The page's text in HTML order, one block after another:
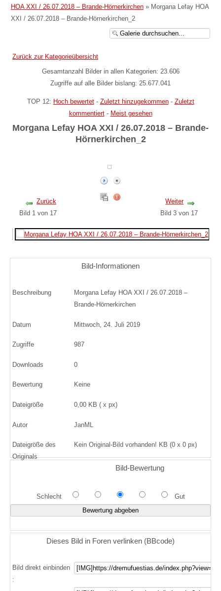
HOA XXI / 26.07.2018 – Brande-Hörnerkirchen » Morgana Lefay HOA
XXI / 26.07.2018 – Brande-Hörnerkirchen_2
Zurück zur Kategorieübersicht
Gesamtanzahl Bilder in allen Kategorien: 23.606
Zugriffe auf alle Bilder bislang: 25.677.041
TOP 12: Hoch bewertet- Zuletzt hinzugekommen- Zuletzt
kommentiert- Meist gesehen
Morgana Lefay HOA XXI / 26.07.2018 – Brande-
Hörnerkirchen_2
Zurück
Bild 1 von 17
Weiter
Bild 3 von 17
Bild-Informationen
Beschreibung
Morgana Lefay HOA XXI / 26.07.2018 –
Brande-Hörnerkirchen
Datum Mittwoch, 24. Juli 2019
Zugriffe 987
Downloads 0
Bewertung Keine
Dateigröße 0,00 KB ( x px)
Autor JanML
Dateigröße des
Originals
Kein Original-Bild vorhanden! KB (0 x 0 px)
Bild-Bewertung
Schlecht Gut
Dieses Bild in Foren verlinken (BBcode)
Bild direkt einbinden
: